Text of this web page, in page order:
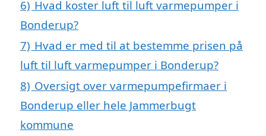
6) Hvad koster luft til luft varmepumper i
Bonderup?
7) Hvad er med til at bestemme prisen på
luft til luft varmepumper i Bonderup?
8) Oversigt over varmepumpefirmaer i
Bonderup eller hele Jammerbugt
kommune